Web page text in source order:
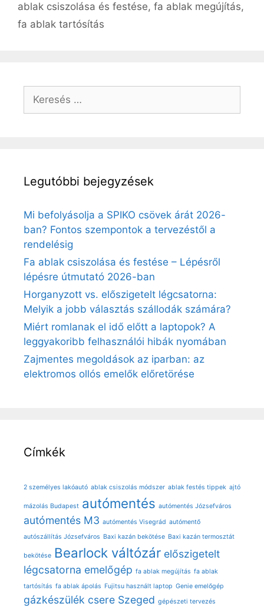
ablak csiszolása és festése, fa ablak megújítás,
fa ablak tartósítás
Keresés:
Legutóbbi bejegyzések
Mi befolyásolja a SPIKO csövek árát 2026-
ban? Fontos szempontok a tervezéstől a
rendelésig
Fa ablak csiszolása és festése – Lépésről
lépésre útmutató 2026-ban
Horganyzott vs. előszigetelt légcsatorna:
Melyik a jobb választás szállodák számára?
Miért romlanak el idő előtt a laptopok? A
leggyakoribb felhasználói hibák nyomában
Zajmentes megoldások az iparban: az
elektromos ollós emelők előretörése
Címkék
2 személyes lakóautó ablak csiszolás módszer ablak festés tippek ajtó
mázolás Budapest autómentés autómentés Józsefváros
autómentés M3 autómentés Visegrád autómentő
autószállítás Józsefváros Baxi kazán bekötése Baxi kazán termosztát
bekötése Bearlock váltózár előszigetelt
légcsatorna emelőgép fa ablak megújítás fa ablak
tartósítás fa ablak ápolás Fujitsu használt laptop Genie emelőgép
gázkészülék csere Szeged gépészeti tervezés